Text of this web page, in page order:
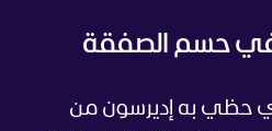
في حسم الصفقة
حظي به إديرسون من